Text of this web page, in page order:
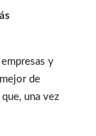
y
de
una vez